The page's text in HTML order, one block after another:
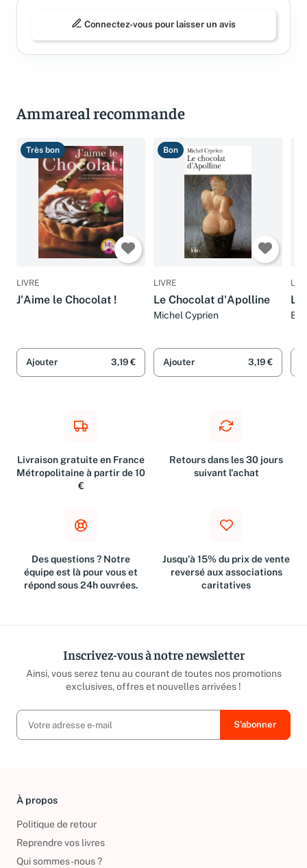
Connectez-vous pour laisser un avis
Ammareal recommande
Très bon
LIVRE
J'Aime le Chocolat !
Ajouter 3,19 €
Bon
LIVRE
Le Chocolat d'Apolline
Michel Cyprien
Ajouter 3,19 €
Le
Livraison gratuite en France
Métropolitaine à partir de 10
€
Retours dans les 30 jours
suivant l'achat
Des questions ? Notre
équipe est là pour vous et
répond sous 24h ouvrées.
Jusqu'à 15% du prix de vente
reversé aux associations
caritatives
Inscrivez-vous à notre newsletter
Ainsi, vous serez tenu au courant de toutes nos promotions
exclusives, offres et nouvelles arrivées !
À propos
Politique de retour
Reprendre vos livres
Qui sommes-nous ?